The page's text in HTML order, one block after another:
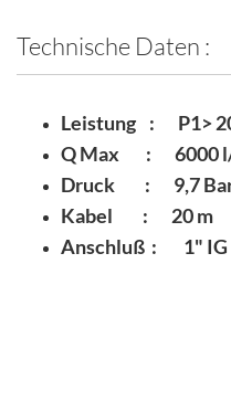
Technische Daten :
Leistung : P1>
Q Max : 6000
Druck : 9,7 Bar
Kabel : 20 m
Anschluß : 1" IG